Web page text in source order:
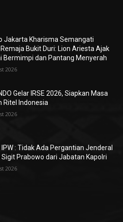
Jakarta Kharisma Semangati
Bukit Duri: Lion Ariesta Ajak
Bermimpi dan Pantang Menyerah
2026
Gelar IRSE 2026, Siapkan Masa
Ritel Indonesia
2026
IPW : Tidak Ada Pergantian Jenderal
Sigit Prabowo dari Jabatan Kapolri
2026